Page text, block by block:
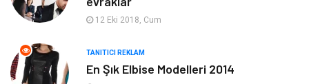
Elektronik
Ev Dekorasyon Organizasyon
12 Eki 2018, Cum
TANITICI REKLAM
En Şık Elbise Modelleri 2014